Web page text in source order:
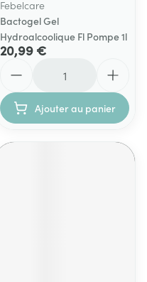
Febelcare
Bactogel Gel
Hydroalcoolique Fl Pompe 1l
20,99 €
Ajouter au panier